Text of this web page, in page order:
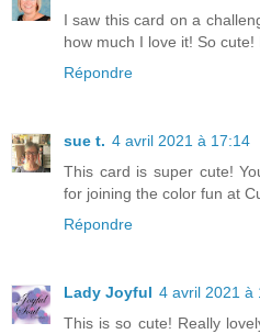
I saw this card on a
how much I love it! So cute!
Répondre
sue t. 4 avril 2021 à 17:14
This card is super cute!
for joining the color fun at
Répondre
Lady Joyful 4 avril 2021 à
This is so cute! Really